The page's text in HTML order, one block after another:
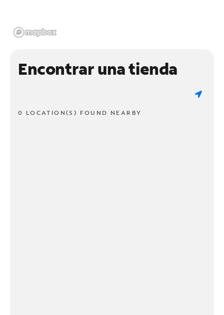
Encontrar una tienda
0 LOCATION(S) FOUND NEARBY